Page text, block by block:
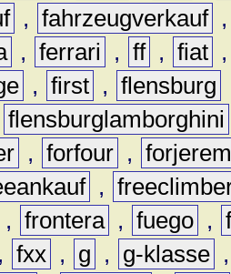
, fahrzeugverkauf
, ferrari , ff , fiat
, first , flensburg
flensburglamborghini
, forfour ,
,
, frontera , fuego ,
, fxx , g , g-klasse